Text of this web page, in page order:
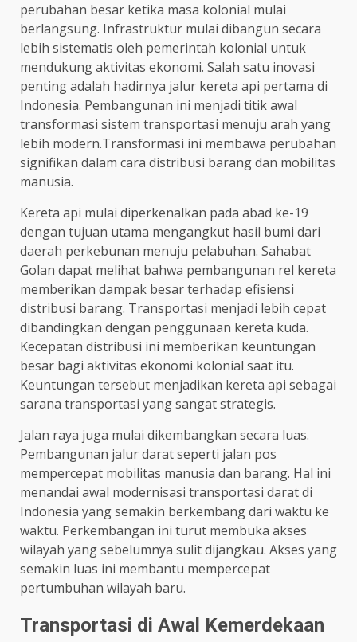
perubahan besar ketika masa kolonial mulai
berlangsung. Infrastruktur mulai dibangun secara
lebih sistematis oleh pemerintah kolonial untuk
mendukung aktivitas ekonomi. Salah satu inovasi
penting adalah hadirnya jalur kereta api pertama di
Indonesia. Pembangunan ini menjadi titik awal
transformasi sistem transportasi menuju arah yang
lebih modern.Transformasi ini membawa perubahan
signifikan dalam cara distribusi barang dan mobilitas
manusia.
Kereta api mulai diperkenalkan pada abad ke-19
dengan tujuan utama mengangkut hasil bumi dari
daerah perkebunan menuju pelabuhan. Sahabat
Golan dapat melihat bahwa pembangunan rel kereta
memberikan dampak besar terhadap efisiensi
distribusi barang. Transportasi menjadi lebih cepat
dibandingkan dengan penggunaan kereta kuda.
Kecepatan distribusi ini memberikan keuntungan
besar bagi aktivitas ekonomi kolonial saat itu.
Keuntungan tersebut menjadikan kereta api sebagai
sarana transportasi yang sangat strategis.
Jalan raya juga mulai dikembangkan secara luas.
Pembangunan jalur darat seperti jalan pos
mempercepat mobilitas manusia dan barang. Hal ini
menandai awal modernisasi transportasi darat di
Indonesia yang semakin berkembang dari waktu ke
waktu. Perkembangan ini turut membuka akses
wilayah yang sebelumnya sulit dijangkau. Akses yang
semakin luas ini membantu mempercepat
pertumbuhan wilayah baru.
Transportasi di Awal Kemerdekaan